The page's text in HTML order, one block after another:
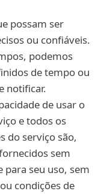
possam ser
ou confiáveis.
podemos
de tempo ou
notificar.
de usar o
e todos os
do serviço são,
sem
seu uso, sem
condições de